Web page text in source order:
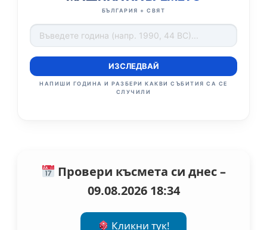
БЪЛГАРИЯ + СВЯТ
ИЗСЛЕДВАЙ
НАПИШИ ГОДИНА И РАЗБЕРИ КАКВИ СЪБИТИЯ СА СЕ
СЛУЧИЛИ
Провери късмета си днес –
09.08.2026 18:34
Кликни тук!